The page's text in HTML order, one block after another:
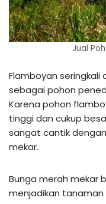
Jual
Flamboyan seringkali
sebagai pohon
Karena pohon
tinggi dan cukup
sangat cantik
mekar.
Bunga merah mekar
menjadikan